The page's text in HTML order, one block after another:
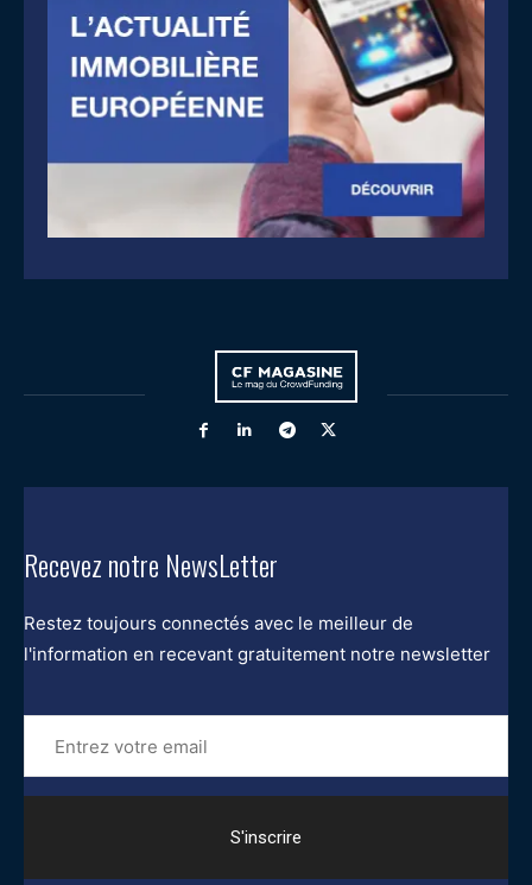
Recevez notre NewsLetter
Restez toujours connectés avec le meilleur de
l'information en recevant gratuitement notre newsletter
Entrez
votre
email